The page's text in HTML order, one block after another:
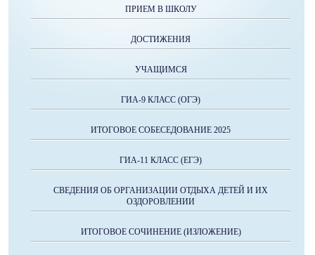
ПРИЕМ В ШКОЛУ
ДОСТИЖЕНИЯ
УЧАЩИМСЯ
ГИА-9 КЛАСС (ОГЭ)
ИТОГОВОЕ СОБЕСЕДОВАНИЕ 2025
ГИА-11 КЛАСС (ЕГЭ)
СВЕДЕНИЯ ОБ ОРГАНИЗАЦИИ ОТДЫХА ДЕТЕЙ И ИХ
ОЗДОРОВЛЕНИИ
ИТОГОВОЕ СОЧИНЕНИЕ (ИЗЛОЖЕНИЕ)